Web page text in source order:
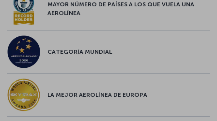
MAYOR NÚMERO DE PAÍSES A LOS QUE VUELA UNA
AEROLÍNEA
CATEGORÍA MUNDIAL
LA MEJOR AEROLÍNEA DE EUROPA